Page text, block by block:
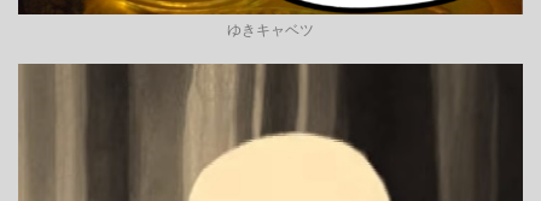
ゆきキャベツ